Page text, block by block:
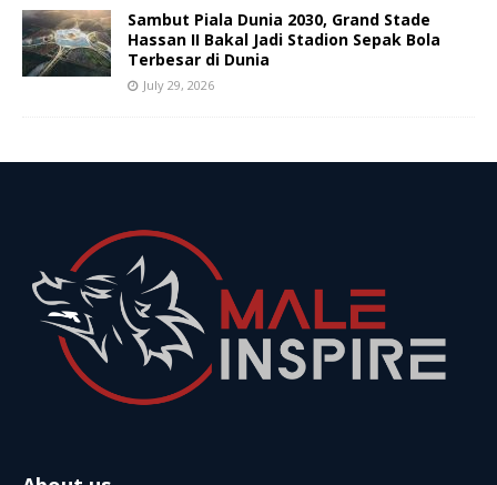
Sambut Piala Dunia 2030, Grand Stade
Hassan II Bakal Jadi Stadion Sepak Bola
Terbesar di Dunia
July 29, 2026